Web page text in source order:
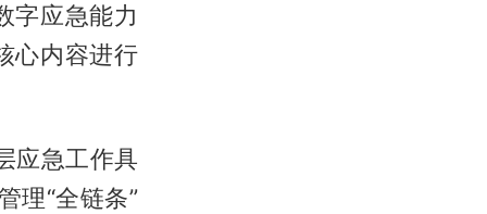
字应急能力
心内容进行
应急工作具
理“全链条”